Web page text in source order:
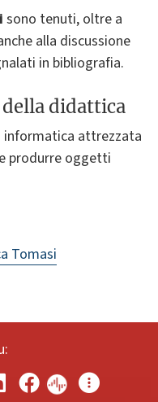
sono tenuti, oltre a
alla discussione
in bibliografia.
didattica
informatica attrezzata
produrre oggetti
Tomasi